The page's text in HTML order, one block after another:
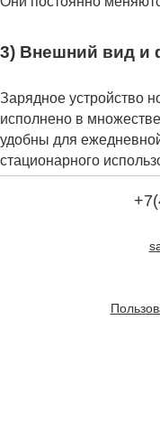
3) Внешний вид и
Зарядное устройство
исполнено в
удобны для
стационарного